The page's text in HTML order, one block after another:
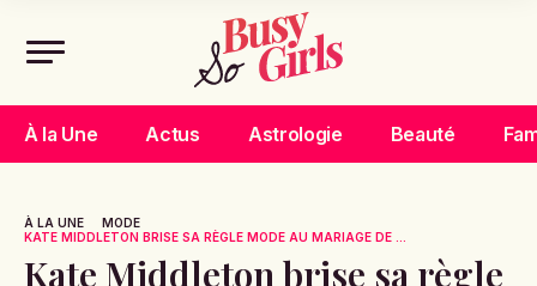
À la Une Actus Astrologie Beauté
À LA UNE
MODE
KATE MIDDLETON BRISE SA RÈGLE MODE AU MARIAGE DE ...
Kate Middleton brise sa règle